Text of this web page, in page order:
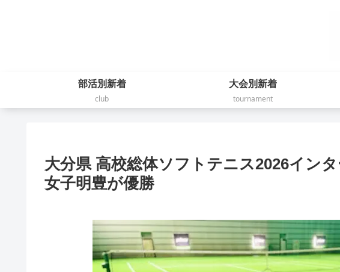
部活別新着
club
大会別新着
tournament
大分県 高校総体ソフトテニス2026イン
女子明豊が優勝